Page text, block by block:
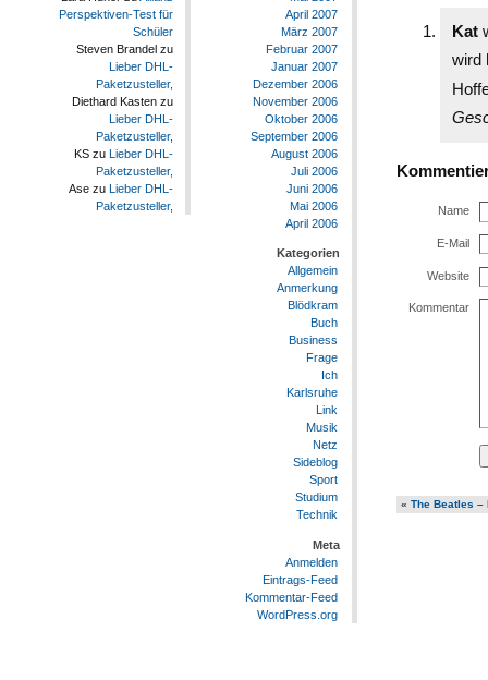
Perspektiven-Test für
Schüler
Steven Brandel zu
Lieber DHL-
Paketzusteller,
Diethard Kastenzu
Lieber DHL-
Paketzusteller,
KSzu Lieber DHL-
Paketzusteller,
Asezu Lieber DHL-
Paketzusteller,
April 2007
März 2007
Februar 2007
Januar 2007
Dezember 2006
November 2006
Oktober 2006
September 2006
August 2006
Juli 2006
Juni 2006
Mai 2006
April 2006
Kategorien
Allgemein
Anmerkung
Blödkram
Buch
Business
Frage
Ich
Karlsruhe
Link
Musik
Netz
Sideblog
Sport
Studium
Technik
Meta
Anmelden
Eintrags-Feed
Kommentar-Feed
WordPress.org
Kat
wird
Name
E-Mail
Website
Kommentar
«The Beatles –